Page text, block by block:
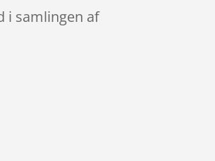
i samlingen af